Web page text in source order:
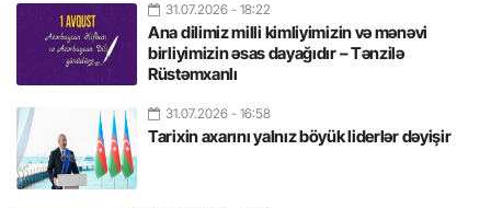
31.07.2026 - 18:22
Ana dilimiz milli kimliyimizin və mənəvi
birliyimizin əsas dayağıdır – Tənzilə
Rüstəmxanlı
31.07.2026 - 16:58
Tarixin axarını yalnız böyük liderlər dəyişir